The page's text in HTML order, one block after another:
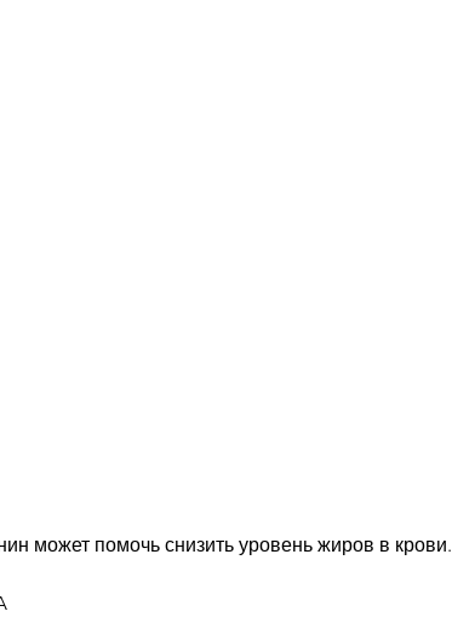
может помочь снизить уровень жиров в крови.